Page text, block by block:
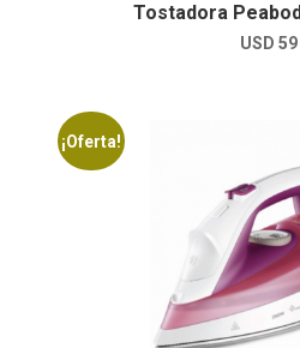
Tostadora
USD 59
¡Oferta!